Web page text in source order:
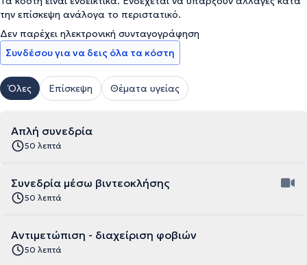
την επίσκεψη ανάλογα το περιστατικό.
Δεν παρέχει ηλεκτρονική συνταγογράφηση
Συνδέσου για να δεις όλα τα κόστη
Όλες Επίσκεψη Θέματα υγείας
Απλή συνεδρία
50 λεπτά
Συνεδρία μέσω βιντεοκλήσης
50 λεπτά
Αντιμετώπιση - διαχείριση φοβιών
50 λεπτά